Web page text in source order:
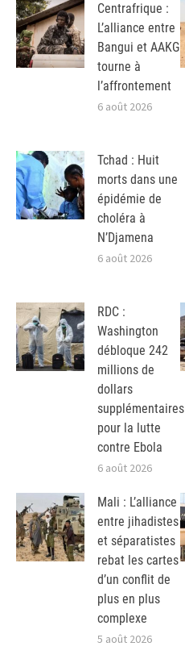
Centrafrique :
L’alliance entre
Bangui et AAKG
tourne à
l’affrontement
6 août 2026
Tchad : Huit
morts dans une
épidémie de
choléra à
N’Djamena
6 août 2026
RDC :
Washington
débloque 242
millions de
dollars
supplémentaires
pour la lutte
contre Ebola
6 août 2026
Mali : L’alliance
entre jihadistes
et séparatistes
rebat les cartes
d’un conflit de
plus en plus
complexe
5 août 2026